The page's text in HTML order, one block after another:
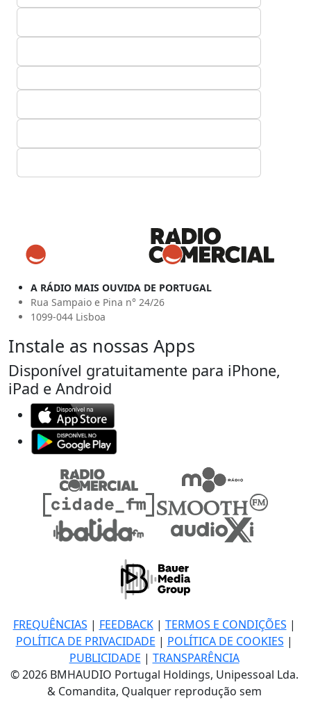
A RÁDIO MAIS OUVIDA DE PORTUGAL
Rua Sampaio e Pina n° 24/26
1099-044 Lisboa
Instale as nossas Apps
Disponível gratuitamente para iPhone,
iPad e Android
FREQUÊNCIAS | FEEDBACK| TERMOS E CONDIÇÕES |
POLÍTICA DE PRIVACIDADE | POLÍTICA DE COOKIES |
PUBLICIDADE | TRANSPARÊNCIA
© 2026 BMHAUDIO Portugal Holdings, Unipessoal Lda.
& Comandita, Qualquer reprodução sem